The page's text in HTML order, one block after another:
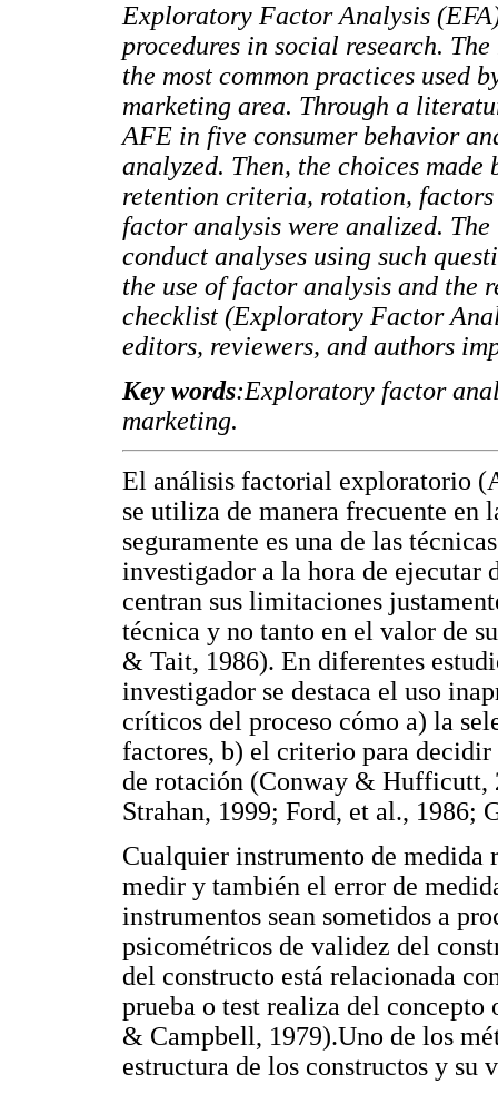
Exploratory Factor Analysis
procedures in social research.
the most common practices used
marketing area. Through a
AFE in five consumer behavior
analyzed. Then, the choices
retention criteria, rotation,
factor analysis were analized.
conduct analyses using such
the use of factor analysis and the
checklist (Exploratory Factor
editors, reviewers, and authors
Key words:Exploratory factor
marketing.
El análisis factorial exploratorio
se utiliza de manera frecuente en
seguramente es una de las
investigador a la hora de
centran sus limitaciones
técnica y no tanto en el valor de
& Tait, 1986). En diferentes
investigador se destaca el uso
críticos del proceso cómo a) la
factores, b) el criterio para
de rotación (Conway & Hufficutt,
Strahan, 1999; Ford, et al., 1986;
Cualquier instrumento de medida
medir y también el error de
instrumentos sean sometidos a
psicométricos de validez del
del constructo está relacionada
prueba o test realiza del
& Campbell, 1979).Uno de los
estructura de los constructos y